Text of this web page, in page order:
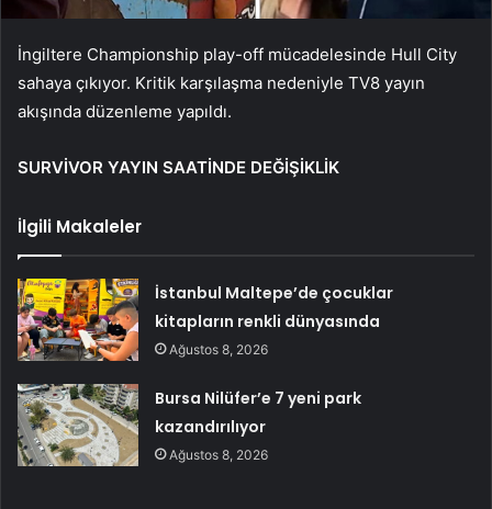
İngiltere Championship play-off mücadelesinde Hull City
sahaya çıkıyor. Kritik karşılaşma nedeniyle TV8 yayın
akışında düzenleme yapıldı.
SURVİVOR YAYIN SAATİNDE DEĞİŞİKLİK
İlgili Makaleler
İstanbul Maltepe’de çocuklar
kitapların renkli dünyasında
Ağustos 8, 2026
Bursa Nilüfer’e 7 yeni park
kazandırılıyor
Ağustos 8, 2026